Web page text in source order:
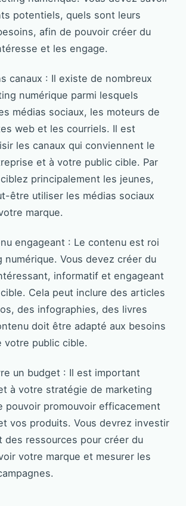
potentiels, quels sont leurs
afin de pouvoir créer du
et les engage.
canaux : Il existe de nombreux
numérique parmi lesquels
médias sociaux, les moteurs de
web et les courriels. Il est
les canaux qui conviennent le
et à votre public cible. Par
principalement les jeunes,
être utiliser les médias sociaux
marque.
engageant : Le contenu est roi
numérique. Vous devez créer du
informatif et engageant
Cela peut inclure des articles
des infographies, des livres
doit être adapté aux besoins
votre public cible.
un budget : Il est important
à votre stratégie de marketing
pouvoir promouvoir efficacement
vos produits. Vous devrez investir
des ressources pour créer du
votre marque et mesurer les